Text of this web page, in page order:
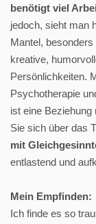
benötigt viel
jedoch, sieht man
Mantel,
kreative,
Persönlichkeiten.
Psychotherapie
ist eine
Sie sich über das
mit
entlastend und
Mein Empfinden:
Ich finde es so